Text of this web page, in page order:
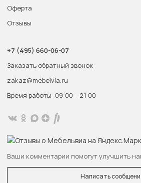
Оферта
Отзывы
+7 (495) 660-06-07
Заказать обратный звонок
zakaz@mebelvia.ru
Время работы: 09:00 – 21:00
Ваши комментарии помогут улучшить
Написать